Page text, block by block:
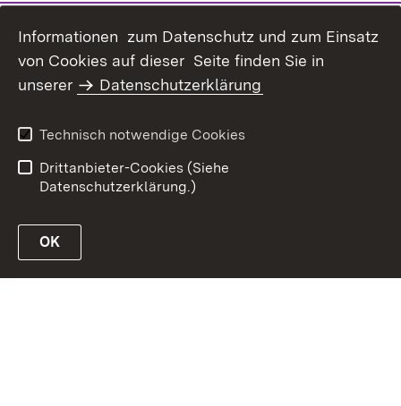
Informationen zum Datenschutz und zum Einsatz
von Cookies auf dieser Seite finden Sie in
unserer
Datenschutzerklärung
Technisch notwendige Cookies
Drittanbieter-Cookies (Siehe
Datenschutzerklärung.)
OK